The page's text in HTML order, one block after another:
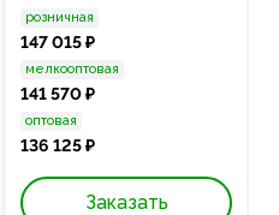
розничная
147 015 ₽
мелкооптовая
141 570 ₽
оптовая
136 125 ₽
Заказать